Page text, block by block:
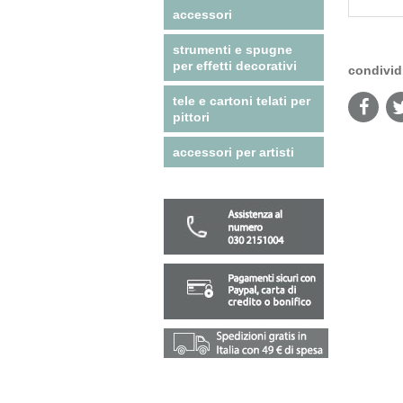
accessori
strumenti e spugne
per effetti decorativi
tele e cartoni telati per
pittori
accessori per artisti